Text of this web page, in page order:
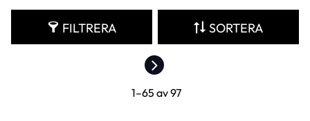
FILTRERA SORTERA
1–65 av97